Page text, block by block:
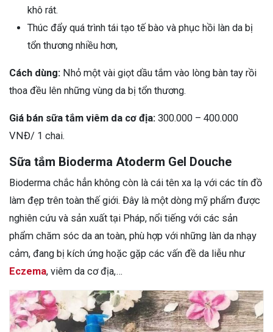
khô rát.
Thúc đẩy quá trình tái tạo tế bào và phục hồi làn da bị
tổn thương nhiều hơn,
Cách dùng: Nhỏ một vài giọt dầu tắm vào lòng bàn tay rồi
thoa đều lên những vùng da bị tổn thương.
Giá bán sữa tắm viêm da cơ địa: 300.000 – 400.000
VNĐ/ 1 chai.
Sữa tắm Bioderma Atoderm Gel Douche
Bioderma chắc hẳn không còn là cái tên xa lạ với các tín đồ
làm đẹp trên toàn thế giới. Đây là một dòng mỹ phẩm được
nghiên cứu và sản xuất tại Pháp, nổi tiếng với các sản
phẩm chăm sóc da an toàn, phù hợp với những làn da nhạy
cảm, đang bị kích ứng hoặc gặp các vấn đề da liễu như
Eczema, viêm da cơ địa,…